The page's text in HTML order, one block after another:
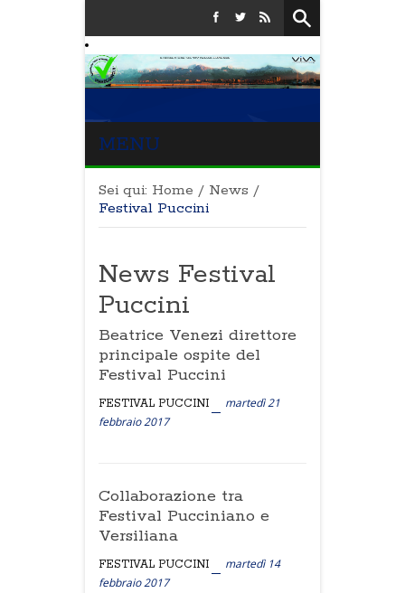
MENU
Sei qui: Home / News /
Festival Puccini
News Festival
Puccini
Beatrice Venezi direttore
principale ospite del
Festival Puccini
FESTIVAL PUCCINI
martedì 21
febbraio 2017
Collaborazione tra
Festival Pucciniano e
Versiliana
FESTIVAL PUCCINI
martedì 14
febbraio 2017